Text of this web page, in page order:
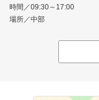
時間／09:30～17:00
場所／中部